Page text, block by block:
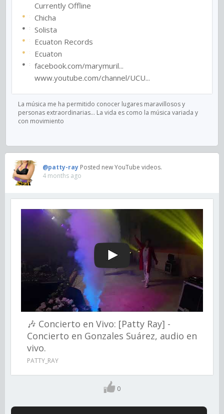
Currently Offline
Chicha
Solista
Ecuaton Records
Ecuaton
facebook.com/marymuril...
www.youtube.com/channel/UCU...
La música me ha permitido conocer lugares maravillosos y
personas extraordinarias... La vida es como la música variada y
con movimiento
@patty-ray Posted new YouTube videos.
4 months ago
🎶 Concierto en Vivo: [Patty Ray] -
Concierto en Gonzales Suárez, audio en
vivo.
PATTY_RAY
0